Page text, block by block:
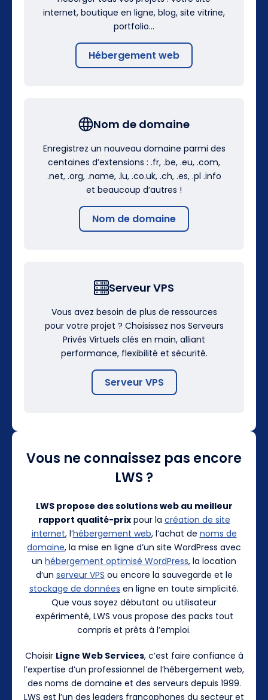
internet, boutique en ligne, blog, site vitrine,
portfolio…
Hébergement web
Nom de domaine
Enregistrez un nouveau domaine parmi des
centaines d’extensions : .fr, .be, .eu, .com,
.net, .org, .name, .lu, .co.uk, .ch, .es, .pl .info
et beaucoup d’autres !
Nom de domaine
Serveur VPS
Vous avez besoin de plus de ressources
pour votre projet ? Choisissez nos Serveurs
Privés Virtuels clés en main, alliant
performance, flexibilité et sécurité.
Serveur VPS
Vous ne connaissez pas encore
LWS ?
LWS propose des solutions web au meilleur
rapport qualité-prixpour la création de site
internet, l’hébergement web, l’achat de noms de
domaine, la mise en ligne d’un site WordPress avec
un hébergement optimisé WordPress, la location
d’un serveur VPS ou encore la sauvegarde et le
stockage de données en ligne en toute simplicité.
Que vous soyez débutant ou utilisateur
expérimenté, LWS vous propose des packs tout
compris et prêts à l’emploi.
Choisir Ligne Web Services, c’est faire confiance à
l’expertise d’un professionnel de l’hébergement web,
des noms de domaine et des serveurs depuis 1999.
LWS est l’un des leaders francophones du secteur et